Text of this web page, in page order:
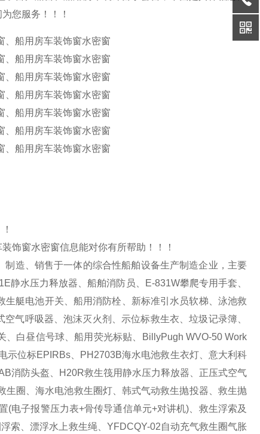
您服务！！！
饰窗水密窗信息能对你有所帮助！！！
造、销售于一体的综合性船舶设备生产制造企业，主要
静水压力释放器、船舶消防员、E-831W攀爬专用手套、
艇电池开关、船用消防栓、新标准引水员软梯、泳池救
气呼吸器、泡沫灭火剂、示位标救生衣、垃圾记录簿、
白昼信号球、船用荧光标贴、BillyPugh WVO-50 Work
示位标EPIRBs、PH2703B海水电池救生衣灯、意大利科
消防头盔、H20R救生筏用静水压力释放器、正压式空气
圈、海水电池救生圈灯、韩式气动救生抛投器、救生抛
电子报警压力表+骨传导通信单元+对讲机)、救生浮索及
索、漂浮水上救生绳、YFDCQY-02自动充气救生圈气胀